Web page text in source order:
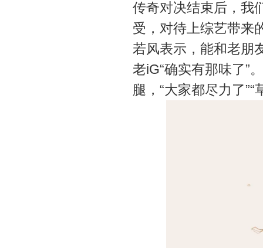
传奇对决结束后，我
受，对待上综艺
若风表示，能和老朋
老iG“确实有那味了”
腿，“大家都尽力了